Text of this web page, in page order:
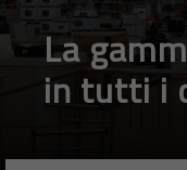
La
in tutti i